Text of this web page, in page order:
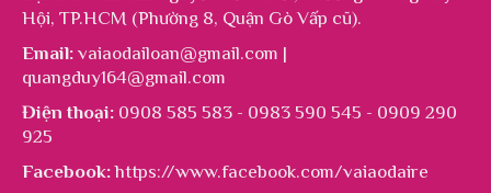
Hội, TP.HCM (Phường 8, Quận Gò Vấp cũ).
Email: vaiaodailoan@gmail.com |
quangduy164@gmail.com
Điện thoại: 0908 585 583 - 0983 590 545 - 0909 290
925
Facebook: https://www.facebook.com/vaiaodaire